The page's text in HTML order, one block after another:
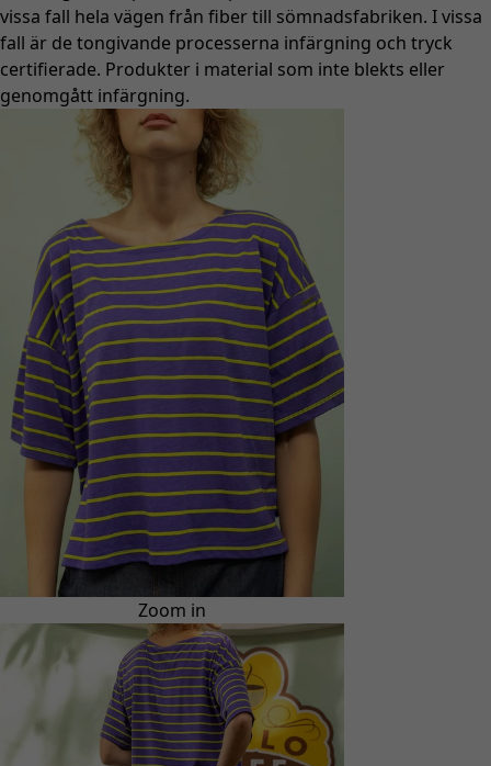
vissa fall hela vägen från fiber till sömnadsfabriken. I vissa
fall är de tongivande processerna infärgning och tryck
certifierade. Produkter i material som inte blekts eller
genomgått infärgning.
Zoom in